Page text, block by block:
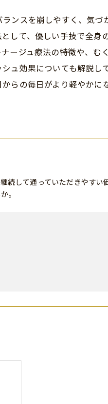
ンスを崩しやすく、気づ
して、優しい手技で全身
ージュ療法の特徴や、む
ュ効果についても解説し
らの毎日がより軽やかに
続して通っていただきやすい
。